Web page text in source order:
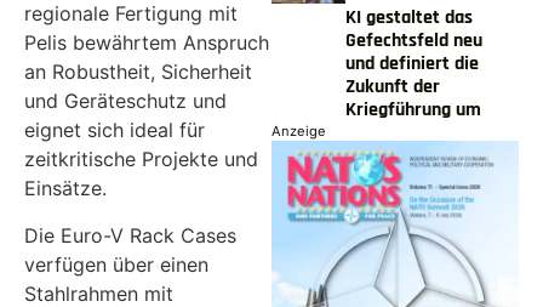
regionale Fertigung mit
Pelis bewährtem Anspruch
an Robustheit, Sicherheit
und Geräteschutz und
eignet sich ideal für
zeitkritische Projekte und
Einsätze.
Die Euro-V Rack Cases
verfügen über einen
Stahlrahmen mit
KI gestaltet das
Gefechtsfeld neu
und definiert die
Zukunft der
Kriegführung um
Anzeige